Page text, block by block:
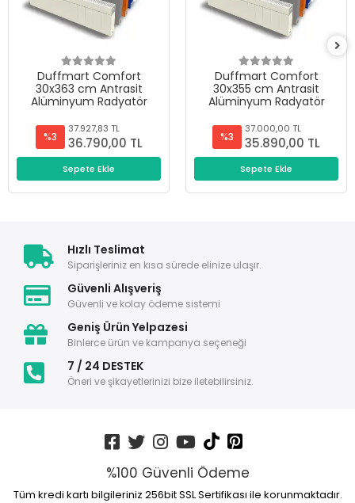
Duffmart Comfort
30x363 cm Antrasit
Alüminyum Radyatör
%3
37.927,83 TL
36.790,00 TL
Sepete Ekle
Duffmart Comfort
30x355 cm Antrasit
Alüminyum Radyatör
%3
37.000,00 TL
35.890,00 TL
Sepete Ekle
Hızlı Teslimat
Siparişleriniz en kısa sürede elinize ulaşır.
Güvenli Alışveriş
Güvenli ve kolay ödeme sistemi
Geniş Ürün Yelpazesi
Binlerce ürün ve kampanya seçeneği
7 / 24 DESTEK
Öneri ve şikayetlerinizi bize iletebilirsiniz.
%100 Güvenli Ödeme
Tüm kredi kartı bilgileriniz 256bit SSL Sertifikası ile korunmaktadır.